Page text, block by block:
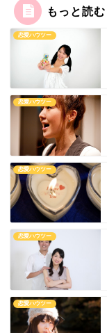
もっと読む
恋愛ハウツー
恋愛ハウツー
恋愛ハウツー
恋愛ハウツー
恋愛ハウツー